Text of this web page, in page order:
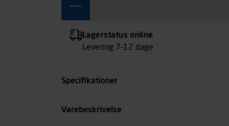
Lagerstatus online
Levering 7-12 dage
Specifikationer
Størrelse
Varebeskrivelse